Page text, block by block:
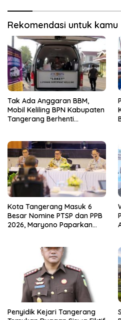
Rekomendasi untuk kamu
Tak Ada Anggaran BBM,
Mobil Keliling BPN Kabupaten
Tangerang Berhenti
Kota Tangerang Masuk 6
Besar Nomine PTSP dan PPB
2026, Maryono Paparkan
Penyidik Kejari Tangerang